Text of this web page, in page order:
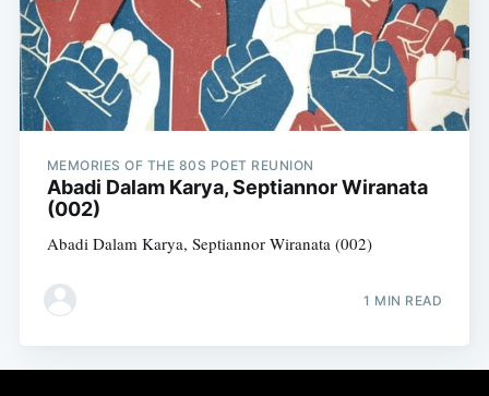
MEMORIES OF THE 80S POET REUNION
Abadi Dalam Karya, Septiannor Wiranata
(002)
Abadi Dalam Karya, Septiannor Wiranata (002)
1 MIN READ